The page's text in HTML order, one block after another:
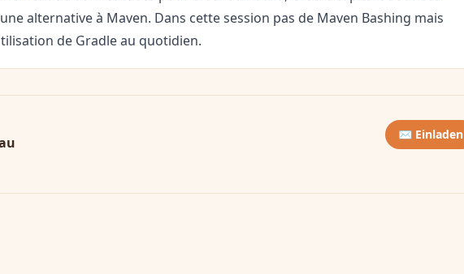
alternative à Maven. Dans cette session pas de Maven Bashing mais
de Gradle au quotidien.
✉️ Einladen